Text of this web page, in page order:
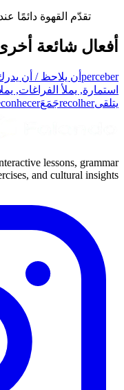
تقدّم القهوة دائمًا
أفعال شائعة
perceber أن يلاحظ / أن
استمارة, يملأ الفراغات,
يتلقىrecolherجَمَعَ
lessons, grammar
and cultural insights.